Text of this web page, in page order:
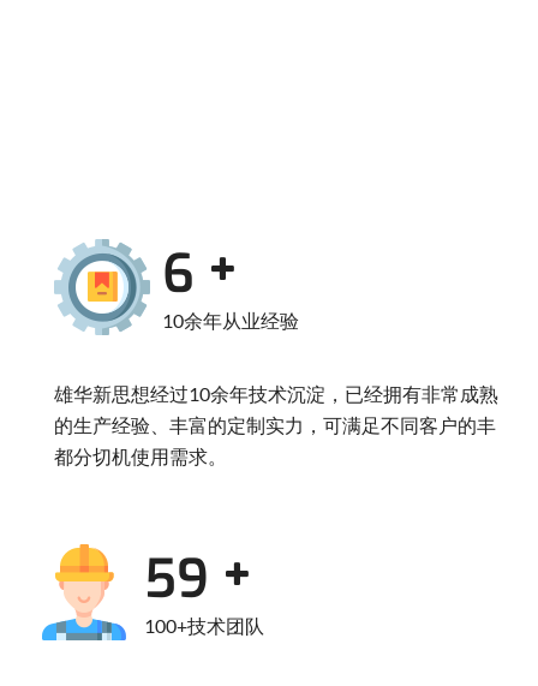
10
10余年从业经验
雄华新思想经过10余年技术沉淀，已经拥有非常成熟
的生产经验、丰富的定制实力，可满足不同客户的丰
都分切机使用需求。
95
100+技术团队